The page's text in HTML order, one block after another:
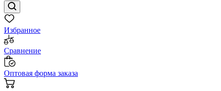
Избранное
Сравнение
Оптовая форма заказа